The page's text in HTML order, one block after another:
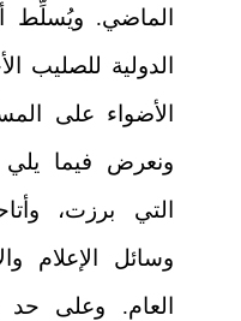
الماضي. ويُسلِّط
الدولية للصليب
الأضواء على
ونعرض فيما يلي
التي برزت،
وسائل الإعلام
العام. وعلى حد